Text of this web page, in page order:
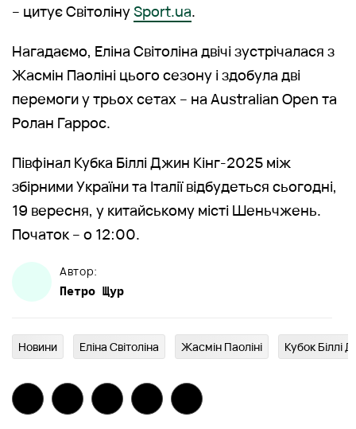
– цитує СвітолінуSport.ua.
Нагадаємо, Еліна Світоліна двічі зустрічалася з
Жасмін Паоліні цього сезону і здобула дві
перемоги у трьох сетах – на Australian Open та
Ролан Гаррос.
Півфінал Кубка Біллі Джин Кінг-2025 між
збірними України та Італії відбудеться сьогодні,
19 вересня, у китайському місті Шеньчжень.
Початок – о 12:00.
Автор:
Петро Щур
Новини Еліна Світоліна Жасмін Паоліні Кубок Біллі